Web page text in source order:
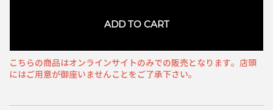
ADD TO CART
こちらの商品はオンラインサイトのみでの販売となります。店頭
にはご用意が御座いませんことをご了承下さい。